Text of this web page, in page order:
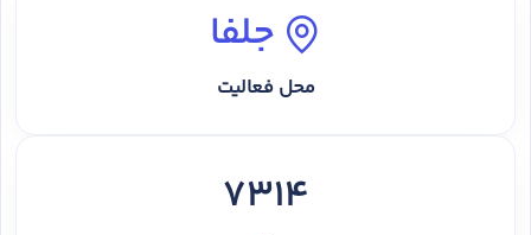
جلفا
محل فعالیت
7314